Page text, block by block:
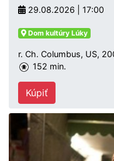
29.08.2026 | 17:00
Dom kultúry Lúky
r. Ch. Columbus, US,
152 min.
Kúpiť